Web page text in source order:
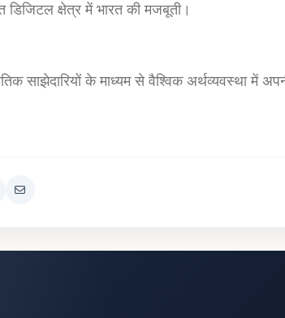
डिजिटल क्षेत्र में भारत की मजबूती।
साझेदारियों के माध्यम से वैश्विक अर्थव्यवस्था में